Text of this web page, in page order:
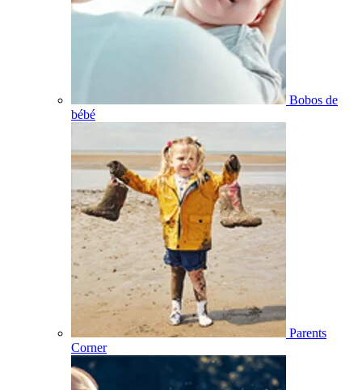
Bobos de
bébé
Parents
Corner